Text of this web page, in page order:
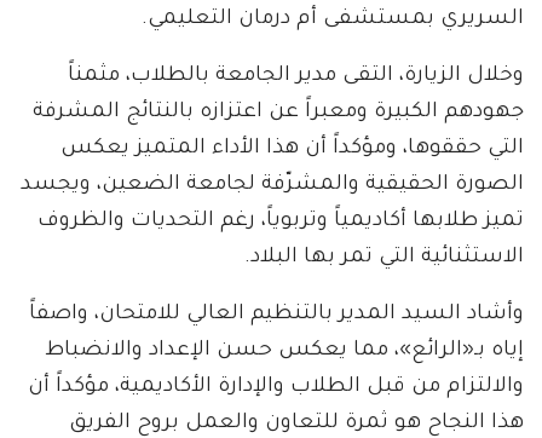
السريري بمستشفى أم درمان التعليمي.
وخلال الزيارة، التقى مدير الجامعة بالطلاب، مثمناً
جهودهم الكبيرة ومعبراً عن اعتزازه بالنتائج المشرفة
التي حققوها، ومؤكداً أن هذا الأداء المتميز يعكس
الصورة الحقيقية والمشرّفة لجامعة الضعين، ويجسد
تميز طلابها أكاديمياً وتربوياً، رغم التحديات والظروف
الاستثنائية التي تمر بها البلاد.
وأشاد السيد المدير بالتنظيم العالي للامتحان، واصفاً
إياه بـ«الرائع»، مما يعكس حسن الإعداد والانضباط
والالتزام من قبل الطلاب والإدارة الأكاديمية، مؤكداً أن
هذا النجاح هو ثمرة للتعاون والعمل بروح الفريق